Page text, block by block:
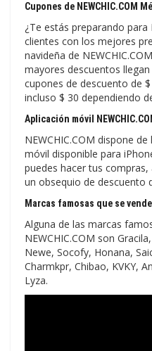
Cupones de NEWCHIC.COM
¿Te estás preparando para
clientes con los mejores
navideña de
mayores descuentos
cupones de descuento de
incluso $ 30 dependiendo
Aplicación móvil
NEWCHIC.COM dispone
móvil disponible para
puedes hacer tus
un obsequio de descuento
Marcas famosas que se
Alguna de las marcas
NEWCHIC.COM son
Newe, Socofy, Honana,
Charmkpr, Chibao, KVKY,
Lyza.